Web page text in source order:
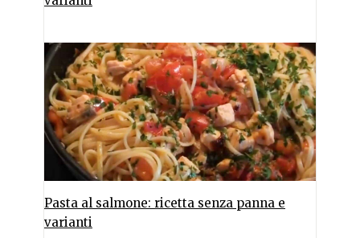
Pasta al salmone: ricetta senza panna e
varianti